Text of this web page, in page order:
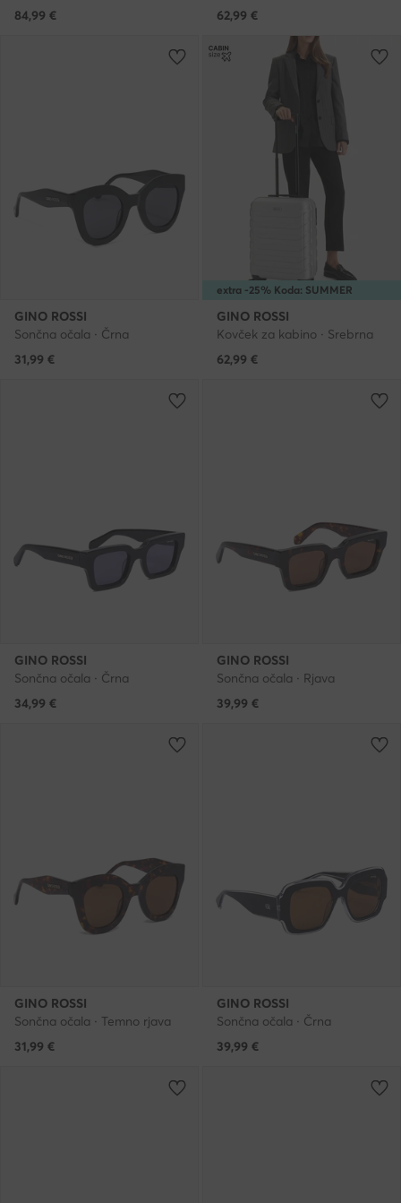
84,99 €
62,99 €
GINO ROSSI
Sončna očala · Črna
31,99 €
extra -25% Koda: SUMMER
GINO ROSSI
Kovček za kabino · Srebrna
62,99 €
GINO ROSSI
Sončna očala · Črna
34,99 €
GINO ROSSI
Sončna očala · Rjava
39,99 €
GINO ROSSI
Sončna očala · Temno rjava
31,99 €
GINO ROSSI
Sončna očala · Črna
39,99 €